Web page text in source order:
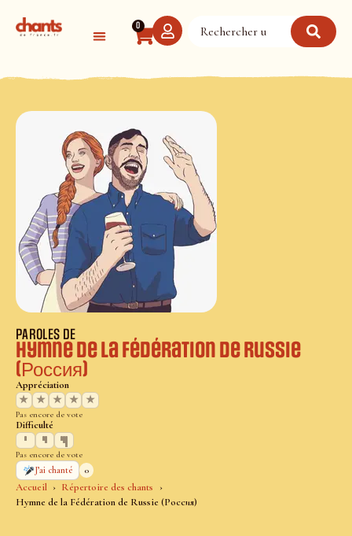
0
Accueil
Répertoire des chants
Hymne de la Fédération de Russie (Россия)
PAROLES DE
Hymne de la Fédération de Russie
(Россия)
Appréciation
★
★ ★ ★ ★
Pas encore de vote
Difficulté
Pas encore de vote
J’ai chanté
0